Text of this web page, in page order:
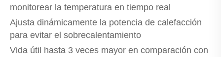
monitorear la temperatura en tiempo real
Ajusta dinámicamente la potencia de calefacción
para evitar el sobrecalentamiento
Vida útil hasta 3 veces mayor en comparación con